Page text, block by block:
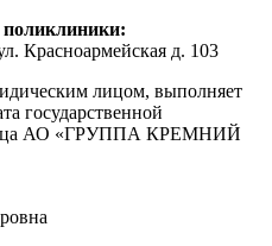
поликлиники:
Красноармейская д. 103
лицом, выполняет
государственной
АО «ГРУППА КРЕМНИЙ